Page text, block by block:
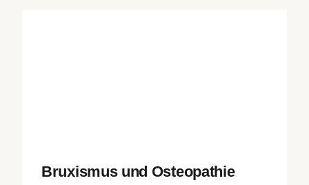
Bruxismus und Osteopathie